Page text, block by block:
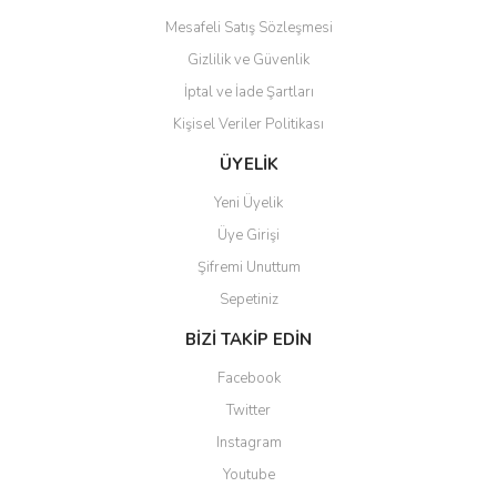
Gönder
Mesafeli Satış Sözleşmesi
Gizlilik ve Güvenlik
İptal ve İade Şartları
Kişisel Veriler Politikası
ÜYELİK
Yeni Üyelik
Üye Girişi
Şifremi Unuttum
Sepetiniz
BİZİ TAKİP EDİN
Facebook
Twitter
Instagram
Youtube